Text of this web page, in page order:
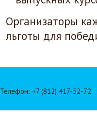
Организаторы
льготы для
Телефон: +7 (812) 417-52-72